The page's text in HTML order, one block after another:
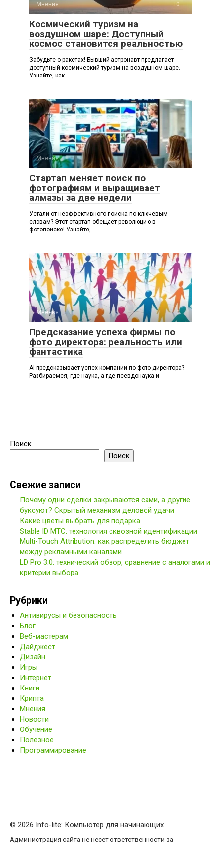
Мнения 0
Космический туризм на
воздушном шаре: Доступный
космос становится реальностью
Забудьте о ракетах! Бывший астронавт предлагает
доступный космический туризм на воздушном шаре.
Узнайте, как
Мнения 0
Стартап меняет поиск по
фотографиям и выращивает
алмазы за две недели
Устали от неэффективного поиска по ключевым
словам? Этот стартап обещает революцию в
фотопоиске! Узнайте,
Мнения 0
Предсказание успеха фирмы по
фото директора: реальность или
фантастика
AI предсказывает успех компании по фото директора?
Разбираемся, где наука, а где псевдонаука и
Поиск
Поиск
Свежие записи
Почему одни сделки закрываются сами, а другие
буксуют? Скрытый механизм деловой удачи
Какие цветы выбрать для подарка
Stable ID МТС: технология сквозной идентификации
Multi-Touch Attribution: как распределить бюджет
между рекламными каналами
LD Pro 3.0: технический обзор, сравнение с аналогами и
критерии выбора
Рубрики
Антивирусы и безопасность
Блог
Веб-мастерам
Дайджест
Дизайн
Игры
Интернет
Книги
Крипта
Мнения
Новости
Обучение
Полезное
Программирование
© 2026 Info-lite: Компьютер для начинающих
Администрация сайта не несет ответственности за